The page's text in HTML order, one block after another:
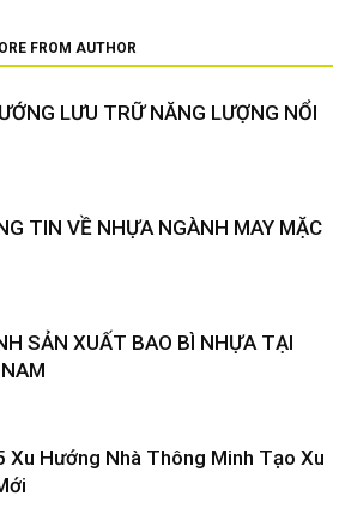
FROM AUTHOR
LƯU TRỮ NĂNG LƯỢNG NỔI
TIN VỀ NHỰA NGÀNH MAY MẶC
SẢN XUẤT BAO BÌ NHỰA TẠI
Xu Hướng Nhà Thông Minh Tạo Xu